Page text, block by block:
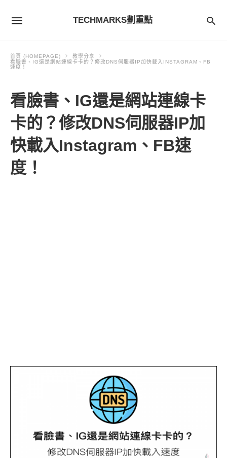
TECHMARKS劃重點
首頁 (HOMEPAGE)
教學分享
看臉書、IG還是網站連線卡卡的？修改DNS伺服器IP加快載入INSTAGRAM、FB
速度！
看臉書、IG還是網站連線卡
卡的？修改DNS伺服器IP加
快載入Instagram、FB速
度！